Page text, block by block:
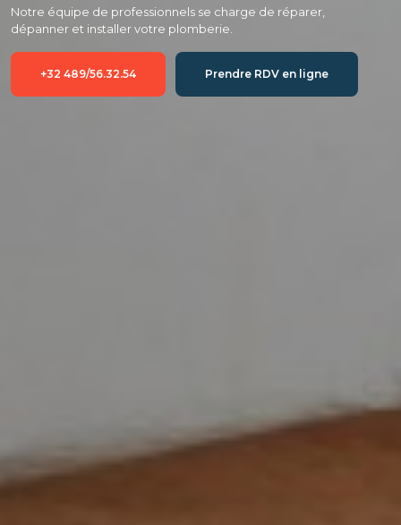
Notre équipe de professionnels se charge de réparer,
dépanner et installer votre plomberie.
+32 489/56.32.54 Prendre RDV en ligne